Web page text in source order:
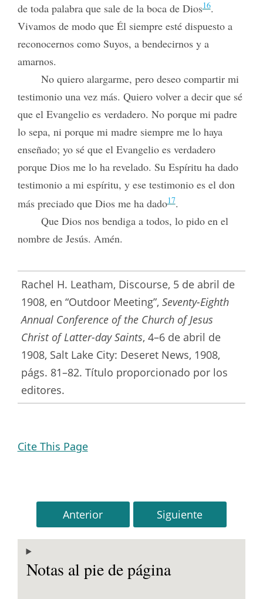
de toda palabra que sale de la boca de Dios16.
Vivamos de modo que Él siempre esté dispuesto a
reconocernos como Suyos, a bendecirnos y a
amarnos.
No quiero alargarme, pero deseo compartir mi
testimonio una vez más. Quiero volver a decir que sé
que el Evangelio es verdadero. No porque mi padre
lo sepa, ni porque mi madre siempre me lo haya
enseñado; yo sé que el Evangelio es verdadero
porque Dios me lo ha revelado. Su Espíritu ha dado
testimonio a mi espíritu, y ese testimonio es el don
más preciado que Dios me ha dado17.
Que Dios nos bendiga a todos, lo pido en el
nombre de Jesús. Amén.
Rachel H. Leatham, Discourse, 5 de abril de
1908, en “Outdoor Meeting”,Seventy-Eighth
Annual Conference of the Church of Jesus
Christ of Latter-day Saints, 4–6 de abril de
1908, Salt Lake City: Deseret News, 1908,
págs. 81–82. Título proporcionado por los
editores.
Cite This Page
Anterior Siguiente
Notas al pie de página